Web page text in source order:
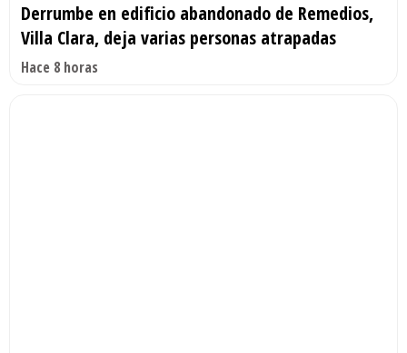
Derrumbe en edificio abandonado de Remedios,
Villa Clara, deja varias personas atrapadas
Hace 8 horas